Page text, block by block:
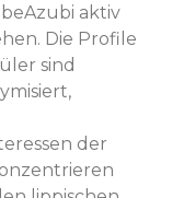
aktiv
Die Profile
sind
der